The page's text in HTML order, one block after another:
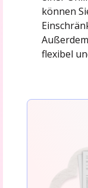
können
flexibel